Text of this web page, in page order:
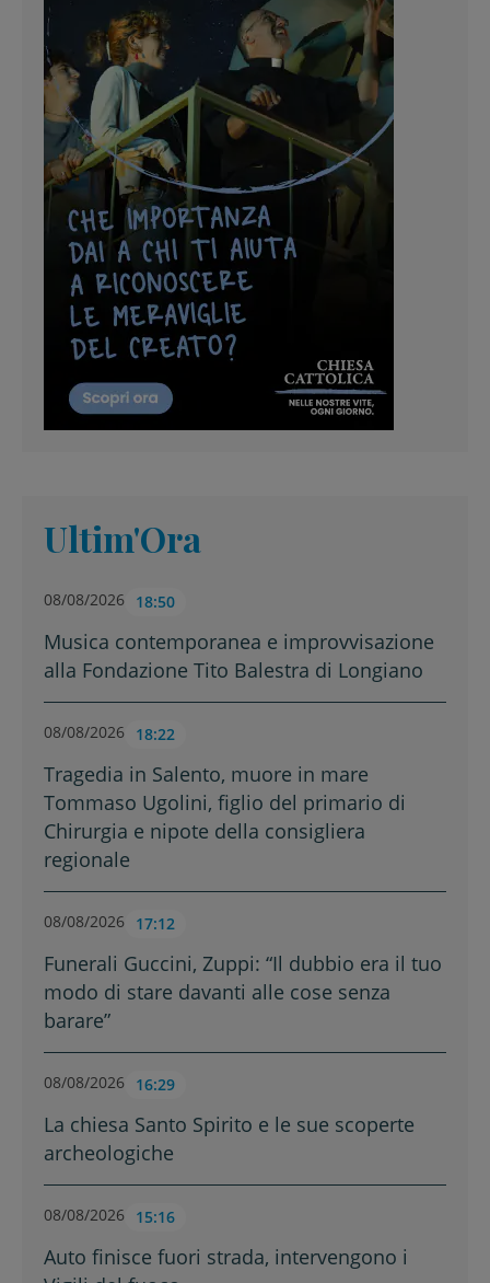
Ultim'Ora
08/08/2026 18:50
Musica contemporanea e improvvisazione
alla Fondazione Tito Balestra di Longiano
08/08/2026 18:22
Tragedia in Salento, muore in mare
Tommaso Ugolini, figlio del primario di
Chirurgia e nipote della consigliera
regionale
08/08/2026 17:12
Funerali Guccini, Zuppi: “Il dubbio era il tuo
modo di stare davanti alle cose senza
barare”
08/08/2026 16:29
La chiesa Santo Spirito e le sue scoperte
archeologiche
08/08/2026 15:16
Auto finisce fuori strada, intervengono i